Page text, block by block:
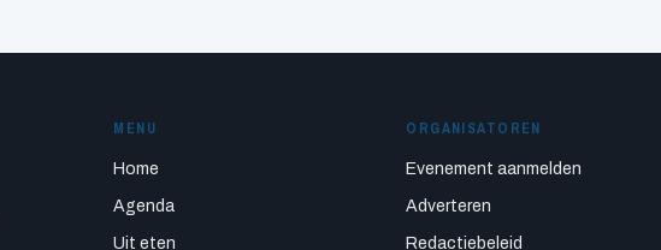
MENU
Home
Agenda
Uit eten
ORGANISATOREN
Evenement aanmelden
Adverteren
Redactiebeleid